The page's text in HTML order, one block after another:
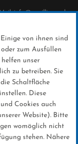
info@sc-willingen.de
von ihnen sind
zum Ausfüllen
unser
zu betreiben. Sie
Schaltfläche
Diese
Cookies auch
Website). Bitte
womöglich nicht
stehen. Nähere